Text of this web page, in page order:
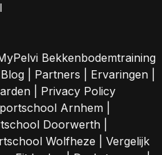
Bekkenbodemtraining
Blog Partners Ervaringen
Privacy Policy
Arnhem
Doorwerth
Wolfheze
Vergelijk